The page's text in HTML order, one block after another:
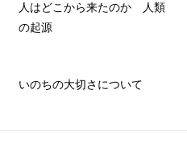
人はどこから来たのか 人類
の起源
いのちの大切さについて